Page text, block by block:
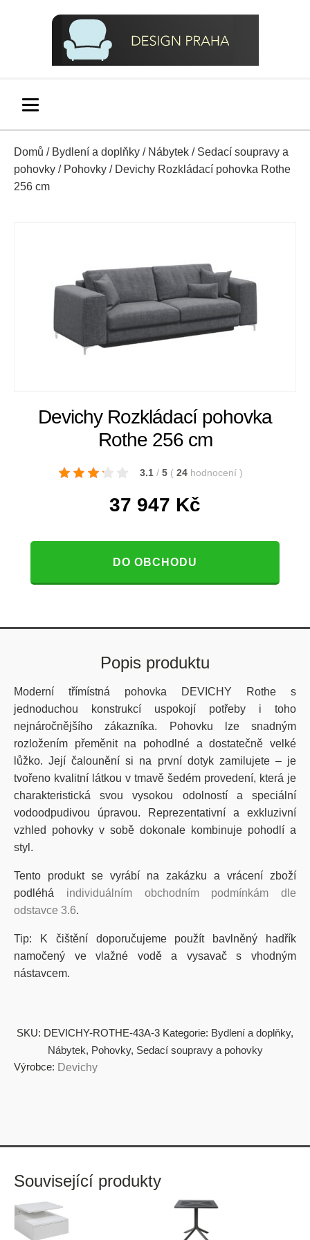
Domů / Bydlení a doplňky / Nábytek / Sedací soupravy a
pohovky / Pohovky / Devichy Rozkládací pohovka Rothe
256 cm
Devichy Rozkládací pohovka
Rothe 256 cm
3.1 / 5 ( 24 hodnocení )
37 947 Kč
DO OBCHODU
Popis produktu
Moderní třímístná pohovka DEVICHY Rothe s
jednoduchou konstrukcí uspokojí potřeby i toho
nejnáročnějšího zákazníka. Pohovku lze snadným
rozložením přeměnit na pohodlné a dostatečně velké
lůžko. Její čalounění si na první dotyk zamilujete – je
tvořeno kvalitní látkou v tmavě šedém provedení, která je
charakteristická svou vysokou odolností a speciální
vodoodpudivou úpravou. Reprezentativní a exkluzivní
vzhled pohovky v sobě dokonale kombinuje pohodlí a
styl.
Tento produkt se vyrábí na zakázku a vrácení zboží
podléhá individuálním obchodním podmínkám dle
odstavce 3.6.
Tip: K čištění doporučujeme použít bavlněný hadřík
namočený ve vlažné vodě a vysavač s vhodným
nástavcem.
SKU: DEVICHY-ROTHE-43A-3 Kategorie: Bydlení a doplňky,
Nábytek, Pohovky, Sedací soupravy a pohovky
Výrobce: Devichy
Související produkty